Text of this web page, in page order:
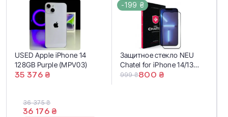
USED Apple iPhone 14
128GB Purple (MPV03)
35 376 ₴
-199 ₴
Защитное стекло NEU
Chatel for iPhone 14/13
Pro/13/16е
999 ₴800 ₴
36 375 ₴
36 176 ₴